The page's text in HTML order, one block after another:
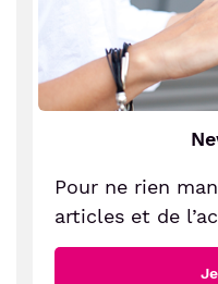
Pour ne rien
articles et de